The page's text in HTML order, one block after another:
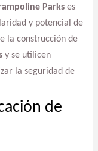
Parkses
y potencial de
la construcción de
y se utilicen
la seguridad de
de